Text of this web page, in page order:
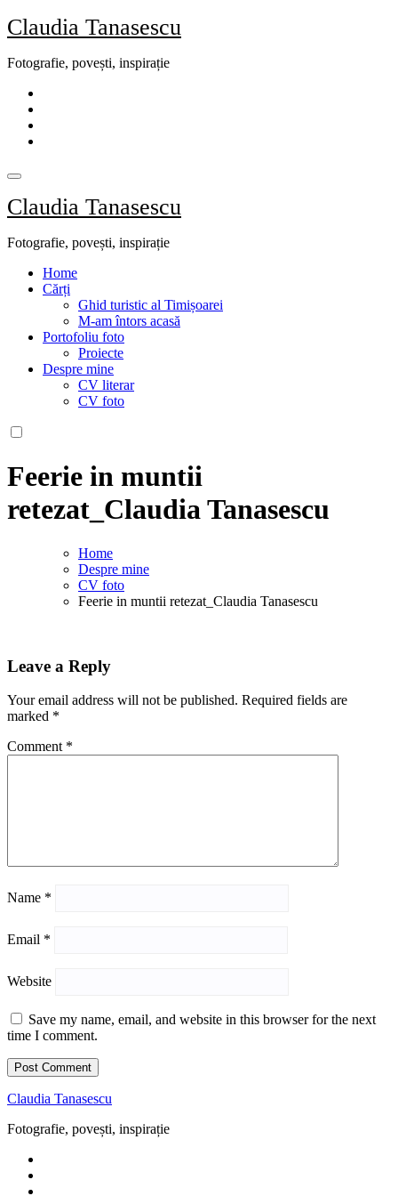
Skip
to
Claudia Tanasescu
Fotografie, povești, inspirație
Claudia Tanasescu
Fotografie, povești, inspirație
Home
Cărți
Ghid turistic al Timișoarei
M-am întors acasă
Portofoliu foto
Proiecte
Despre mine
CV literar
CV foto
Feerie in muntii
retezat_Claudia Tanasescu
Home
Despre mine
CV foto
Feerie in muntii retezat_Claudia Tanasescu
Leave a Reply
Your email address will not be published. Required fields are
marked *
Comment *
Name *
Email *
Website
Save my name, email, and website in this browser for the next
time I comment.
Claudia Tanasescu
Fotografie, povești, inspirație